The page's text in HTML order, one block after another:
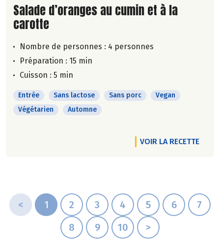
Lire la suite de la recette
Salade d’oranges au cumin et à la
carotte
Nombre de personnes : 4 personnes
Préparation : 15 min
Cuisson : 5 min
Entrée Sans lactose Sans porc
Vegan
Végétarien
Automne
VOIR LA RECETTE
< 1 2 3 4 5 6
7
8
9 10 >